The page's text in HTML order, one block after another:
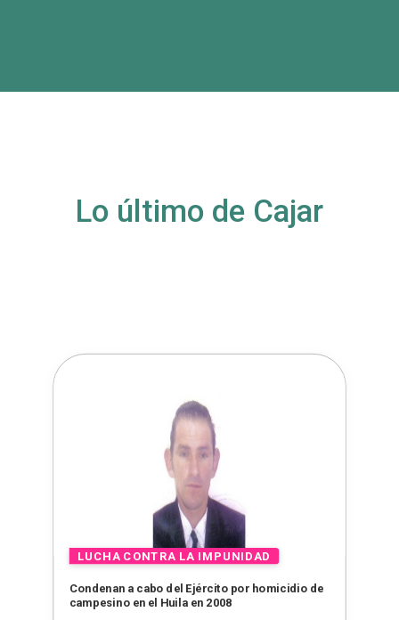
Lo último de Cajar
Condenan a cabo del Ejército por homicidio de
campesino en el Huila en 2008